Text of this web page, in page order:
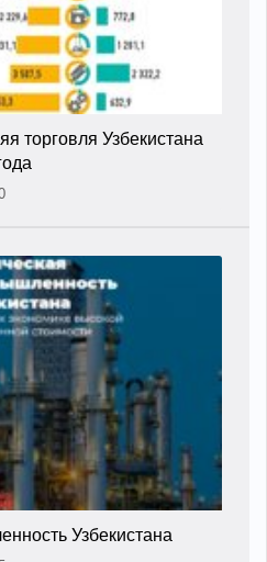
торговля Узбекистана
Узбекистана